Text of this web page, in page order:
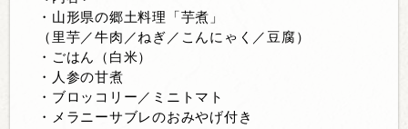
・山形県の郷土料理「芋煮」
（里芋／牛肉／ねぎ／こんにゃく／豆腐）
・ごはん（白米）
・人参の甘煮
・ブロッコリー／ミニトマト
・メラニーサブレのおみやげ付き